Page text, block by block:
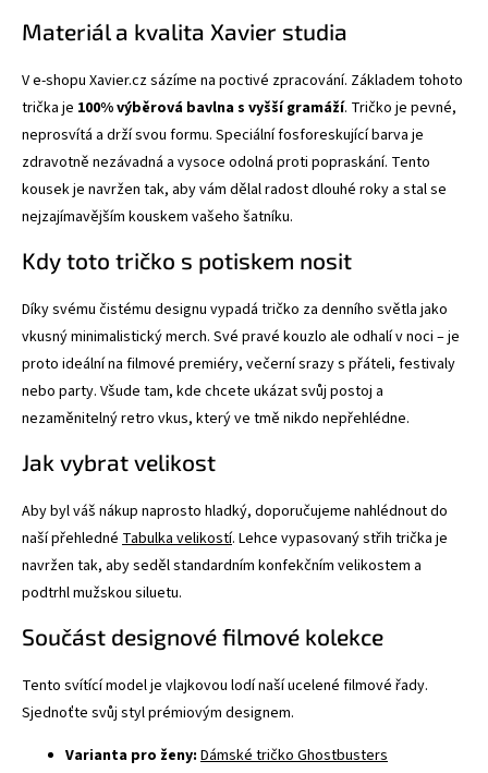
Materiál a kvalita Xavier studia
V e-shopu Xavier.cz sázíme na poctivé zpracování. Základem tohoto
trička je 100% výběrová bavlna s vyšší gramáží. Tričko je pevné,
neprosvítá a drží svou formu. Speciální fosforeskující barva je
zdravotně nezávadná a vysoce odolná proti popraskání. Tento
kousek je navržen tak, aby vám dělal radost dlouhé roky a stal se
nejzajímavějším kouskem vašeho šatníku.
Kdy toto tričko s potiskem nosit
Díky svému čistému designu vypadá tričko za denního světla jako
vkusný minimalistický merch. Své pravé kouzlo ale odhalí v noci – je
proto ideální na filmové premiéry, večerní srazy s přáteli, festivaly
nebo party. Všude tam, kde chcete ukázat svůj postoj a
nezaměnitelný retro vkus, který ve tmě nikdo nepřehlédne.
Jak vybrat velikost
Aby byl váš nákup naprosto hladký, doporučujeme nahlédnout do
naší přehledné Tabulka velikostí. Lehce vypasovaný střih trička je
navržen tak, aby seděl standardním konfekčním velikostem a
podtrhl mužskou siluetu.
Součást designové filmové kolekce
Tento svítící model je vlajkovou lodí naší ucelené filmové řady.
Sjednoťte svůj styl prémiovým designem.
Varianta pro ženy: Dámské tričko Ghostbusters